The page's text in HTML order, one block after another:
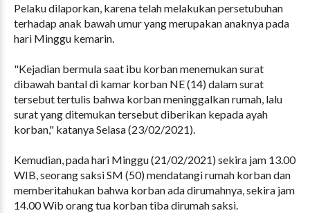
Pelaku dilaporkan, karena telah melakukan persetubuhan
terhadap anak bawah umur yang merupakan anaknya pada
hari Minggu kemarin.
"Kejadian bermula saat ibu korban menemukan surat
dibawah bantal di kamar korban NE (14) dalam surat
tersebut tertulis bahwa korban meninggalkan rumah, lalu
surat yang ditemukan tersebut diberikan kepada ayah
korban," katanya Selasa (23/02/2021).
Kemudian, pada hari Minggu (21/02/2021) sekira jam 13.00
WIB, seorang saksi SM (50) mendatangi rumah korban dan
memberitahukan bahwa korban ada dirumahnya, sekira jam
14.00 Wib orang tua korban tiba dirumah saksi.